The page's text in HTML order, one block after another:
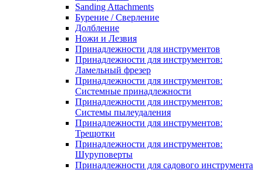
Sanding Attachments
Бурение / Сверление
Долбление
Ножи и Лезвия
Принадлежности для инструментов
Принадлежности для инструментов:
Ламельный фрезер
Принадлежности для инструментов:
Системные принадлежности
Принадлежности для инструментов:
Системы пылеудаления
Принадлежности для инструментов:
Трещотки
Принадлежности для инструментов:
Шуруповерты
Принадлежности для садового инструмента